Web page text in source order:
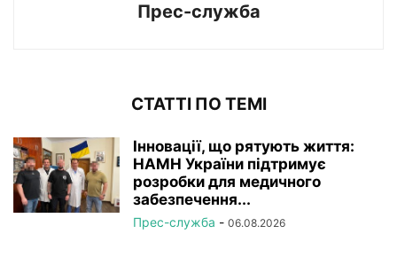
Прес-служба
СТАТТІ ПО ТЕМІ
Інновації, що рятують життя:
НАМН України підтримує
розробки для медичного
забезпечення...
Прес-служба - 06.08.2026